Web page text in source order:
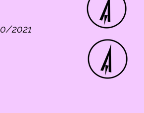
2021